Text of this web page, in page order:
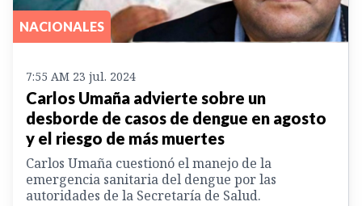
NACIONALES
7:55 AM 23 jul. 2024
Carlos Umaña advierte sobre un
desborde de casos de dengue en agosto
y el riesgo de más muertes
Carlos Umaña cuestionó el manejo de la
emergencia sanitaria del dengue por las
autoridades de la Secretaría de Salud.